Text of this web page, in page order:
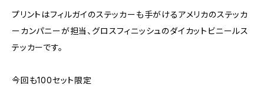
プリントはフィルガイのステッカーも手がけるアメリカのステッカ
ーカンパニーが担当、グロスフィニッシュのダイカットビニールス
テッカーです。
今回も100セット限定